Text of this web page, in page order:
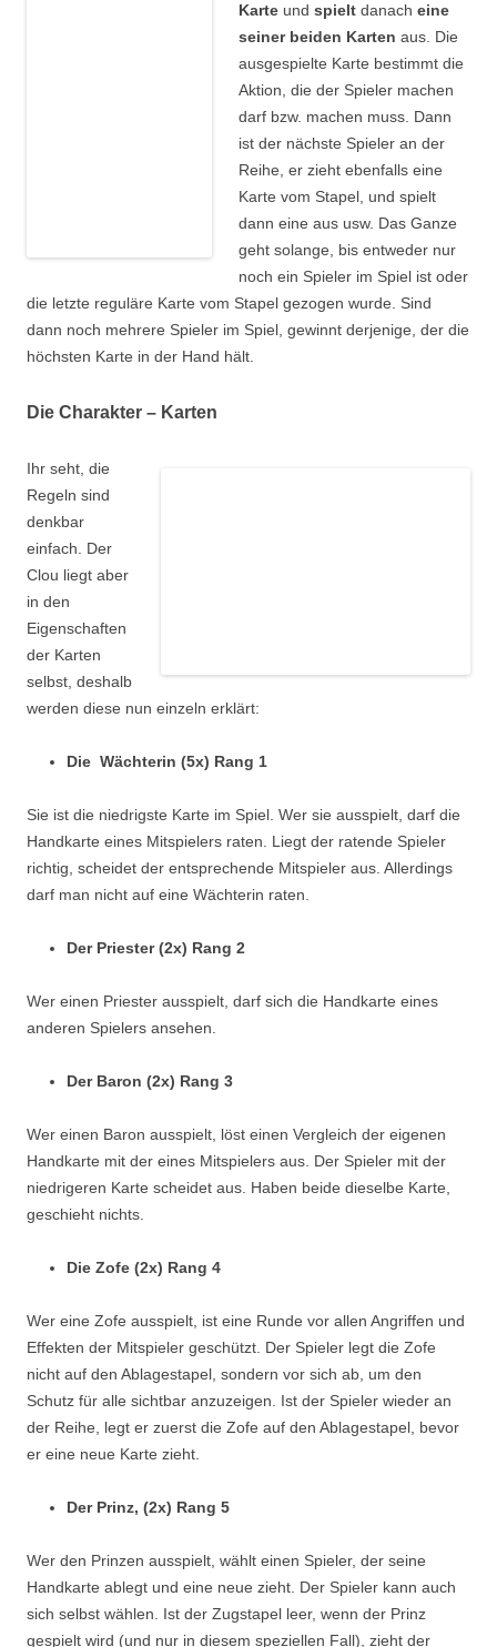
Karte und spielt danach eine
seiner beiden Karten aus. Die
ausgespielte Karte bestimmt die
Aktion, die der Spieler machen
darf bzw. machen muss. Dann
ist der nächste Spieler an der
Reihe, er zieht ebenfalls eine
Karte vom Stapel, und spielt
dann eine aus usw. Das Ganze
geht solange, bis entweder nur
noch ein Spieler im Spiel ist oder
die letzte reguläre Karte vom Stapel gezogen wurde. Sind
dann noch mehrere Spieler im Spiel, gewinnt derjenige, der die
höchsten Karte in der Hand hält.
Die Charakter – Karten
Ihr seht, die
Regeln sind
denkbar
einfach. Der
Clou liegt aber
in den
Eigenschaften
der Karten
selbst, deshalb
werden diese nun einzeln erklärt:
Die Wächterin (5x) Rang 1
Sie ist die niedrigste Karte im Spiel. Wer sie ausspielt, darf die
Handkarte eines Mitspielers raten. Liegt der ratende Spieler
richtig, scheidet der entsprechende Mitspieler aus. Allerdings
darf man nicht auf eine Wächterin raten.
Der Priester (2x) Rang 2
Wer einen Priester ausspielt, darf sich die Handkarte eines
anderen Spielers ansehen.
Der Baron (2x) Rang 3
Wer einen Baron ausspielt, löst einen Vergleich der eigenen
Handkarte mit der eines Mitspielers aus. Der Spieler mit der
niedrigeren Karte scheidet aus. Haben beide dieselbe Karte,
geschieht nichts.
Die Zofe (2x) Rang 4
Wer eine Zofe ausspielt, ist eine Runde vor allen Angriffen und
Effekten der Mitspieler geschützt. Der Spieler legt die Zofe
nicht auf den Ablagestapel, sondern vor sich ab, um den
Schutz für alle sichtbar anzuzeigen. Ist der Spieler wieder an
der Reihe, legt er zuerst die Zofe auf den Ablagestapel, bevor
er eine neue Karte zieht.
Der Prinz, (2x) Rang 5
Wer den Prinzen ausspielt, wählt einen Spieler, der seine
Handkarte ablegt und eine neue zieht. Der Spieler kann auch
sich selbst wählen. Ist der Zugstapel leer, wenn der Prinz
gespielt wird (und nur in diesem speziellen Fall), zieht der